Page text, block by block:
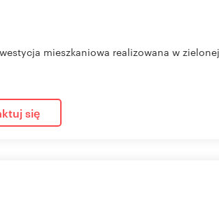
mieszkaniowa realizowana w
się